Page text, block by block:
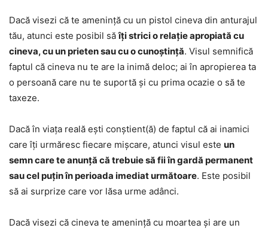
Dacă visezi că te amenință cu un pistol cineva din anturajul
tău, atunci este posibil săîți strici o relație apropiată cu
cineva, cu un prieten sau cu o cunoștință. Visul semnifică
faptul că cineva nu te are la inimă deloc; ai în apropierea ta
o persoană care nu te suportă și cu prima ocazie o să te
taxeze.
Dacă în viața reală ești conștient(ă) de faptul că ai inamici
care îți urmăresc fiecare mișcare, atunci visul este un
semn care te anunță că trebuie să fii în gardă permanent
sau cel puțin în perioada imediat următoare. Este posibil
să ai surprize care vor lăsa urme adânci.
Dacă visezi că cineva te amenință cu moartea și are un